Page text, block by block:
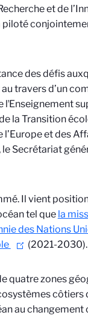
et de
des défis
travers d’un
la Transition
et des
Secrétariat
Il vient
tel que la
des Nations
(2021-2030).
quatre zones
côtiers
au